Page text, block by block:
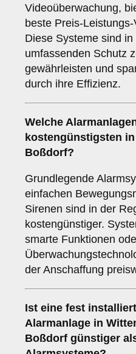
Videoüberwachung,
beste Preis-
Diese Systeme sind in
umfassenden Schutz
gewährleisten und
durch ihre Effizienz.
Welche
kostengünstigsten
Boßdorf?
Grundlegende
einfachen
Sirenen sind in der
kostengünstiger.
smarte Funktionen
der Anschaffung
Ist eine fest
Alarmanlage in
Boßdorf günstiger